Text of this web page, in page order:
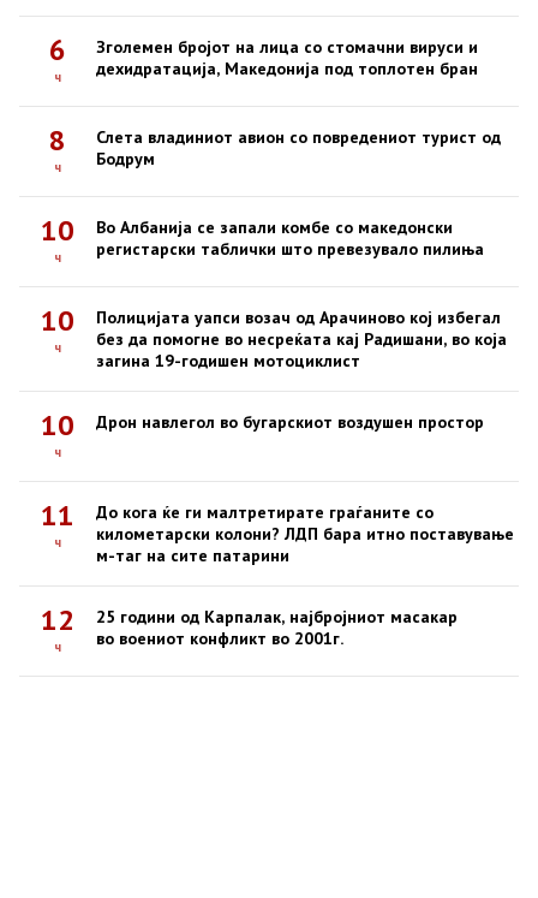
6
ч
Зголемен бројот на лица со стомачни вируси и
дехидратација, Македонија под топлотен бран
8
ч
Слета владиниот авион со повредениот турист од
Бодрум
10
ч
Во Албанија се запали комбе со македонски
регистарски таблички што превезувало пилиња
10
ч
Полицијата уапси возач од Арачиново кој избегал
без да помогне во несреќата кај Радишани, во која
загина 19-годишен мотоциклист
10
ч
Дрон навлегол во бугарскиот воздушен простор
11
ч
До кога ќе ги малтретирате граѓаните со
километарски колони? ЛДП бара итно поставување
м-таг на сите патарини
12
ч
25 години од Карпалак, најбројниот масакар
во воениот конфликт во 2001г.